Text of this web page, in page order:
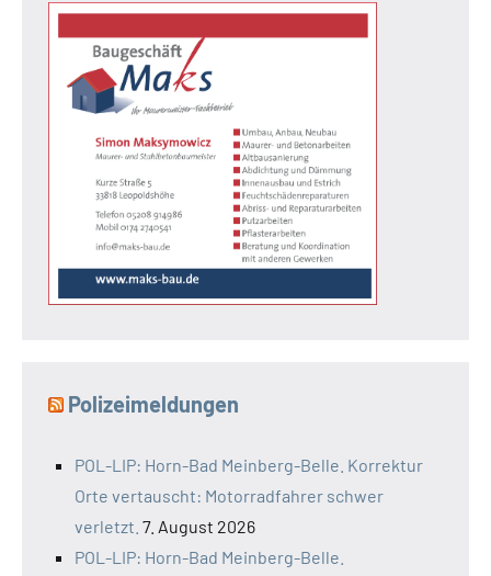
Polizeimeldungen
POL-LIP: Horn-Bad Meinberg-Belle. Korrektur
Orte vertauscht: Motorradfahrer schwer
verletzt. 7. August 2026
POL-LIP: Horn-Bad Meinberg-Belle.